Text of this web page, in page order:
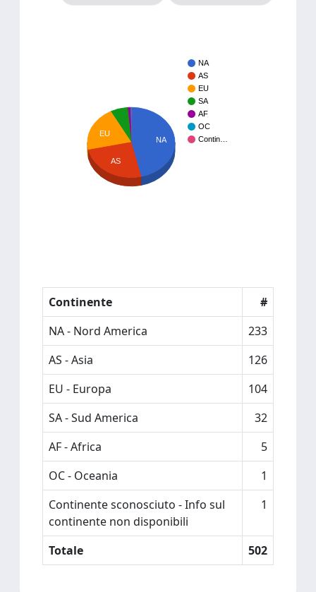
NA
AS
EU
SA
AF
OC
Contin…
NA
EU
AS
Continente
#
NA - Nord America
233
AS - Asia
126
EU - Europa
104
SA - Sud America
32
AF - Africa
5
OC - Oceania
1
Continente sconosciuto - Info sul
continente non disponibili
1
Totale 502